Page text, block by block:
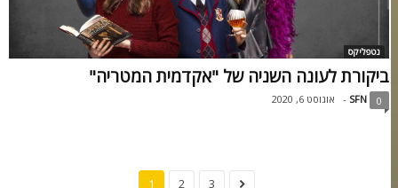
נטפליקס
ביקורת לעונה השניה של "אקדמית המטריה"
SFN אוגוסט 6, 2020 0
1 2 3